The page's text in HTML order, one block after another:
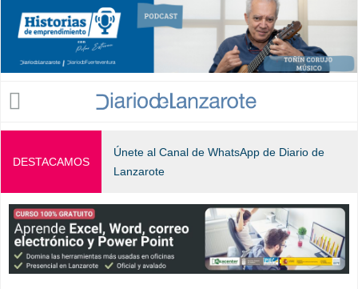
Jump to navigation
DESTACAMOS
Únete al Canal de WhatsApp de Diario de
Lanzarote